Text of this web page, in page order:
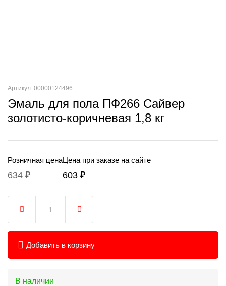
Артикул: 00000124496
Эмаль для пола ПФ266 Сайвер
золотисто-коричневая 1,8 кг
Розничная цена
634 ₽
Цена при заказе на сайте
603 ₽
Добавить в корзину
В наличии